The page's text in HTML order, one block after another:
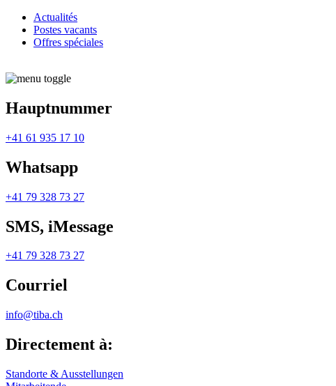
Actualités
Postes vacants
Offres spéciales
Hauptnummer
+41 61 935 17 10
Whatsapp
+41 79 328 73 27
SMS, iMessage
+41 79 328 73 27
Courriel
info@tiba.ch
Directement à:
Standorte & Ausstellungen